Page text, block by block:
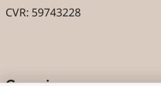
CVR: 59743228